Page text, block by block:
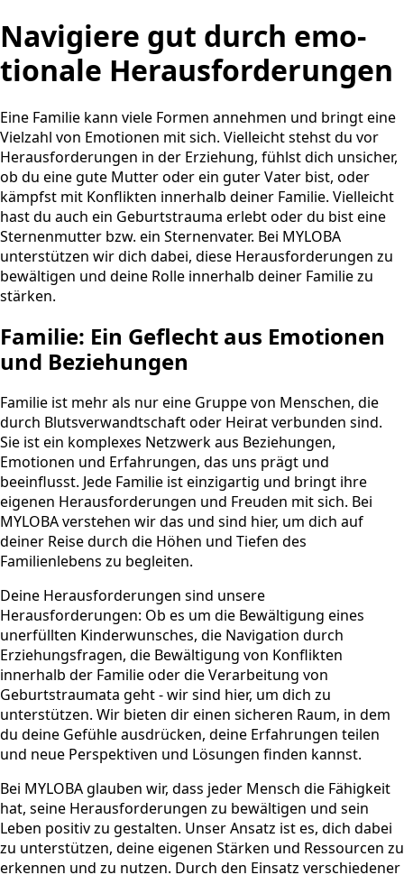
Navigiere gut durch emo­
tionale Heraus­forde­rungen
Eine Familie kann viele Formen annehmen und bringt eine
Vielzahl von Emotionen mit sich. Vielleicht stehst du vor
Herausforderungen in der Erziehung, fühlst dich unsicher,
ob du eine gute Mutter oder ein guter Vater bist, oder
kämpfst mit Konflikten innerhalb deiner Familie. Vielleicht
hast du auch ein Geburtstrauma erlebt oder du bist eine
Sternenmutter bzw. ein Sternenvater. Bei MYLOBA
unterstützen wir dich dabei, diese Herausforderungen zu
bewältigen und deine Rolle innerhalb deiner Familie zu
stärken.
Familie: Ein Geflecht aus Emotionen
und Beziehungen
Familie ist mehr als nur eine Gruppe von Menschen, die
durch Blutsverwandtschaft oder Heirat verbunden sind.
Sie ist ein komplexes Netzwerk aus Beziehungen,
Emotionen und Erfahrungen, das uns prägt und
beeinflusst. Jede Familie ist einzigartig und bringt ihre
eigenen Herausforderungen und Freuden mit sich. Bei
MYLOBA verstehen wir das und sind hier, um dich auf
deiner Reise durch die Höhen und Tiefen des
Familienlebens zu begleiten.
Deine Herausforderungen sind unsere
Herausforderungen: Ob es um die Bewältigung eines
unerfüllten Kinderwunsches, die Navigation durch
Erziehungsfragen, die Bewältigung von Konflikten
innerhalb der Familie oder die Verarbeitung von
Geburtstraumata geht - wir sind hier, um dich zu
unterstützen. Wir bieten dir einen sicheren Raum, in dem
du deine Gefühle ausdrücken, deine Erfahrungen teilen
und neue Perspektiven und Lösungen finden kannst.
Bei MYLOBA glauben wir, dass jeder Mensch die Fähigkeit
hat, seine Herausforderungen zu bewältigen und sein
Leben positiv zu gestalten. Unser Ansatz ist es, dich dabei
zu unterstützen, deine eigenen Stärken und Ressourcen zu
erkennen und zu nutzen. Durch den Einsatz verschiedener